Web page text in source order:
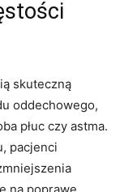
skuteczną
oddechowego,
płuc czy astma.
pacjenci
na poprawę⁣